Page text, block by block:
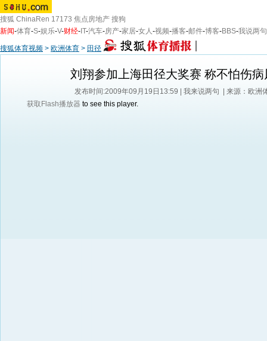
搜狐 ChinaRen 17173 焦点房地产 搜狗
新闻-体育-S-娱乐-V-财经- IT-汽车-房产-家居-女人-视频-播客-邮件-博客-BBS-我说两句
搜狐体育视频 > 欧洲体育 > 田径
刘翔参加上海田径大奖赛 称不怕伤病
发布时间:2009年09月19日13:59 | 我来说两句
| 来源：欧洲
获取Flash播放器 to see this player.